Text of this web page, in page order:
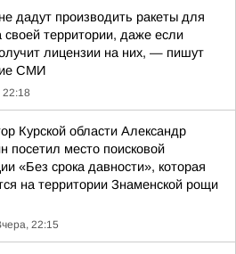
дадут производить ракеты для
своей территории, даже если
лицензии на них, — пишут
СМИ
22:18
Курской области Александр
посетил место поисковой
«Без срока давности», которая
на территории Знаменской рощи
22:15